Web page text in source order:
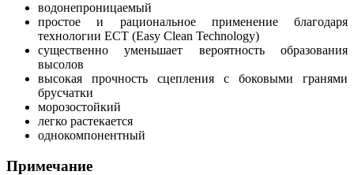
водонепроницаемый
простое и рациональное применение благодаря
технологии ЕСТ (Easy Clean Technology)
существенно уменьшает вероятность образования
высолов
высокая прочность сцепления с боковыми гранями
брусчатки
морозостойкий
легко растекается
однокомпонентный
Примечание